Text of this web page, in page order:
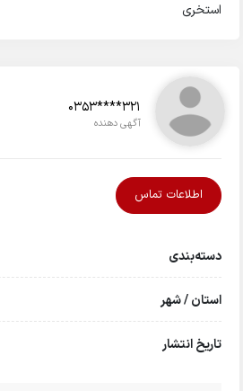
استخری
0353****321
آگهی دهنده
اطلاعات تماس
دسته‌بندی
استان / شهر
تاریخ انتشار